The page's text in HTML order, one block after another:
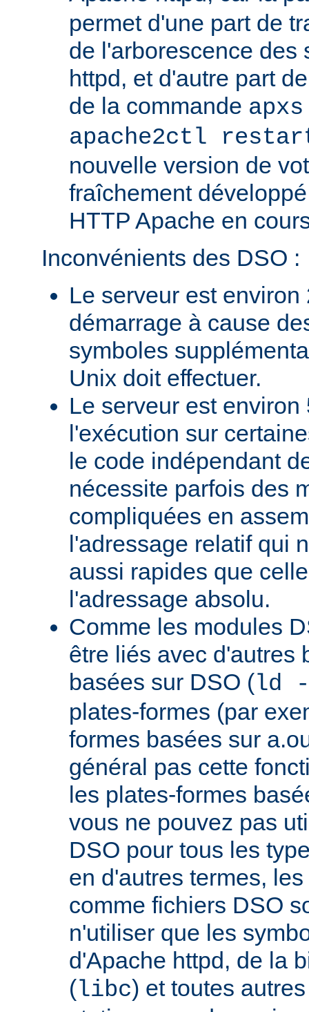
permet d'une part de
de l'arborescence des
httpd, et d'autre part
de la commande
apache2ctl
nouvelle version de
fraîchement
HTTP Apache en
Inconvénients des DSO :
Le serveur est
démarrage à cause
symboles
Unix doit effectuer.
Le serveur est environ
l'exécution sur
le code indépendant
nécessite parfois des
compliquées en
l'adressage relatif qui
aussi rapides que
l'adressage absolu.
Comme les modules
être liés avec d'autres
basées sur DSO (ld
plates-formes (par
formes basées sur
général pas cette
les plates-formes
vous ne pouvez pas
DSO pour tous les
en d'autres termes,
comme fichiers DSO
n'utiliser que les
d'Apache httpd, de la
(libc) et toutes